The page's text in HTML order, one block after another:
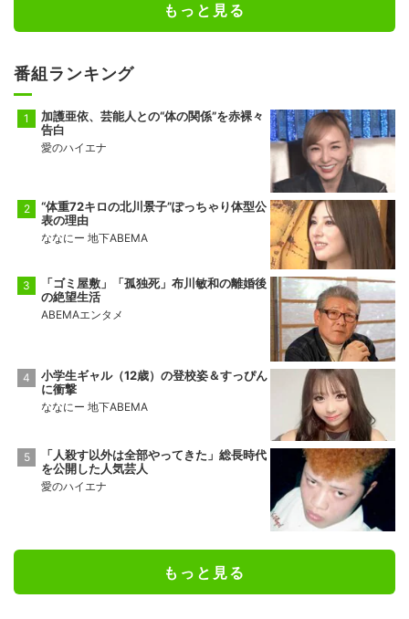
もっと見る
番組ランキング
加護亜依、芸能人との“体の関係”を赤裸々
告白
愛のハイエナ
“体重72キロの北川景子”ぽっちゃり体型公
表の理由
ななにー 地下ABEMA
「ゴミ屋敷」「孤独死」布川敏和の離婚後
の絶望生活
ABEMAエンタメ
小学生ギャル（12歳）の登校姿＆すっぴん
に衝撃
ななにー 地下ABEMA
「人殺す以外は全部やってきた」総長時代
を公開した人気芸人
愛のハイエナ
もっと見る